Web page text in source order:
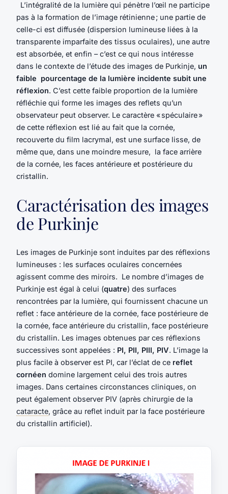
L’intégralité de la lumière qui pénètre l’œil ne participe
pas à la formation de l’image rétinienne ; une partie de
celle-ci est diffusée (dispersion lumineuse liées à la
transparente imparfaite des tissus oculaires), une autre
est absorbée, et enfin – c’est ce qui nous intéresse
dans le contexte de l’étude des images de Purkinje, un
faible pourcentage de la lumière incidente subit une
réflexion. C’est cette faible proportion de la lumière
réfléchie qui forme les images des reflets qu’un
observateur peut observer. Le caractère « spéculaire »
de cette réflexion est lié au fait que la cornée,
recouverte du film lacrymal, est une surface lisse, de
même que, dans une moindre mesure, la face arrière
de la cornée, les faces antérieure et postérieure du
cristallin.
Caractérisation des images
de Purkinje
Les images de Purkinje sont induites par des réflexions
lumineuses : les surfaces oculaires concernées
agissent comme des miroirs. Le nombre d’images de
Purkinje est égal à celui (quatre) des surfaces
rencontrées par la lumière, qui fournissent chacune un
reflet : face antérieure de la cornée, face postérieure de
la cornée, face antérieure du cristallin, face postérieure
du cristallin. Les images obtenues par ces réflexions
successives sont appelées : PI, PII, PIII, PIV. L’image la
plus facile à observer est PI, car l’éclat de ce reflet
cornéen domine largement celui des trois autres
images. Dans certaines circonstances cliniques, on
peut également observer PIV (après chirurgie de la
cataracte, grâce au reflet induit par la face postérieure
du cristallin artificiel).